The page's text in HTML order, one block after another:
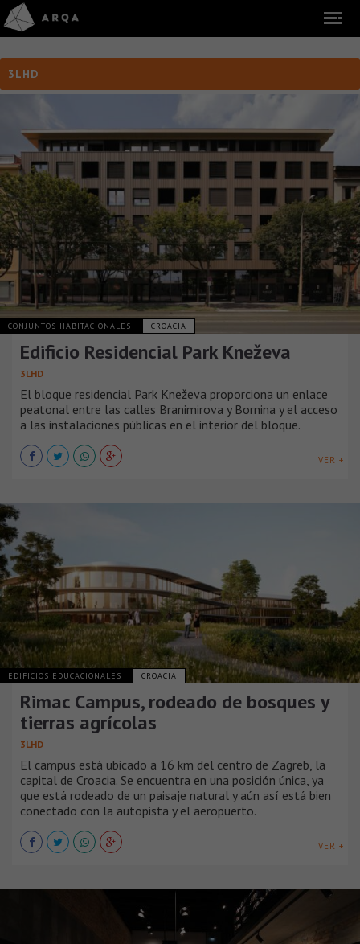
3LHD
CONJUNTOS HABITACIONALES CROACIA
Edificio Residencial Park Kneževa
3LHD
El bloque residencial Park Kneževa proporciona un enlace
peatonal entre las calles Branimirova y Bornina y el acceso
a las instalaciones públicas en el interior del bloque.
VER +
EDIFICIOS EDUCACIONALES CROACIA
Rimac Campus, rodeado de bosques y
tierras agrícolas
3LHD
El campus está ubicado a 16 km del centro de Zagreb, la
capital de Croacia. Se encuentra en una posición única, ya
que está rodeado de un paisaje natural y aún así está bien
conectado con la autopista y el aeropuerto.
VER +